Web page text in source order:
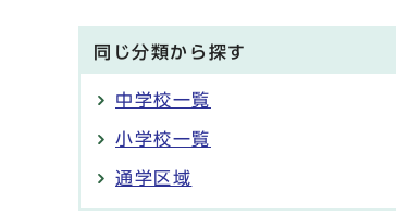
同じ分類から探す
中学校一覧
小学校一覧
通学区域